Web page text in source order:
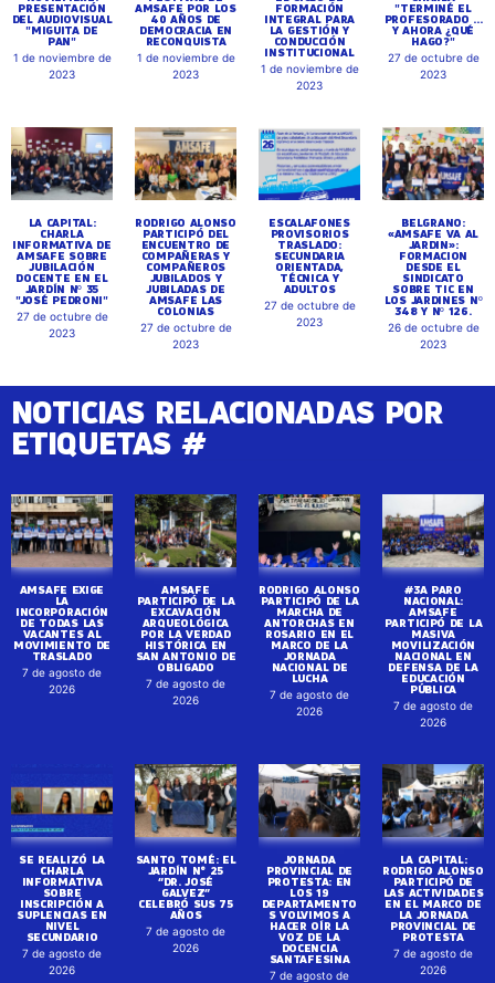
PRESENTACIÓN
DEL AUDIOVISUAL
"MIGUITA DE
PAN"
1 de noviembre de
2023
AMSAFE POR LOS
40 AÑOS DE
DEMOCRACIA EN
RECONQUISTA
1 de noviembre de
2023
FORMACIÓN
INTEGRAL PARA
LA GESTIÓN Y
CONDUCCIÓN
INSTITUCIONAL
1 de noviembre de
2023
"TERMINÉ EL
PROFESORADO ...
Y AHORA ¿QUÉ
HAGO?"
27 de octubre de
2023
LA CAPITAL:
CHARLA
INFORMATIVA DE
AMSAFE SOBRE
JUBILACIÓN
DOCENTE EN EL
JARDÍN Nº 35
"JOSÉ PEDRONI"
27 de octubre de
2023
RODRIGO ALONSO
PARTICIPÓ DEL
ENCUENTRO DE
COMPAÑERAS Y
COMPAÑEROS
JUBILADOS Y
JUBILADAS DE
AMSAFE LAS
COLONIAS
27 de octubre de
2023
ESCALAFONES
PROVISORIOS
TRASLADO:
SECUNDARIA
ORIENTADA,
TÉCNICA Y
ADULTOS
27 de octubre de
2023
BELGRANO:
«AMSAFE VA AL
JARDIN»:
FORMACION
DESDE EL
SINDICATO
SOBRE TIC EN
LOS JARDINES Nº
348 Y Nº 126.
26 de octubre de
2023
NOTICIAS RELACIONADAS POR
ETIQUETAS #
AMSAFE EXIGE
LA
INCORPORACIÓN
DE TODAS LAS
VACANTES AL
MOVIMIENTO DE
TRASLADO
7 de agosto de
2026
AMSAFE
PARTICIPÓ DE LA
EXCAVACIÓN
ARQUEOLÓGICA
POR LA VERDAD
HISTÓRICA EN
SAN ANTONIO DE
OBLIGADO
7 de agosto de
2026
RODRIGO ALONSO
PARTICIPÓ DE LA
MARCHA DE
ANTORCHAS EN
ROSARIO EN EL
MARCO DE LA
JORNADA
NACIONAL DE
LUCHA
7 de agosto de
2026
#3A PARO
NACIONAL:
AMSAFE
PARTICIPÓ DE LA
MASIVA
MOVILIZACIÓN
NACIONAL EN
DEFENSA DE LA
EDUCACIÓN
PÚBLICA
7 de agosto de
2026
SE REALIZÓ LA
CHARLA
INFORMATIVA
SOBRE
INSCRIPCIÓN A
SUPLENCIAS EN
NIVEL
SECUNDARIO
7 de agosto de
2026
SANTO TOMÉ: EL
JARDÍN N° 25
“DR. JOSÉ
GALVEZ”
CELEBRÓ SUS 75
AÑOS
7 de agosto de
2026
JORNADA
PROVINCIAL DE
PROTESTA: EN
LOS 19
DEPARTAMENTO
S VOLVIMOS A
HACER OÍR LA
VOZ DE LA
DOCENCIA
SANTAFESINA
7 de agosto de
LA CAPITAL:
RODRIGO ALONSO
PARTICIPÓ DE
LAS ACTIVIDADES
EN EL MARCO DE
LA JORNADA
PROVINCIAL DE
PROTESTA
7 de agosto de
2026